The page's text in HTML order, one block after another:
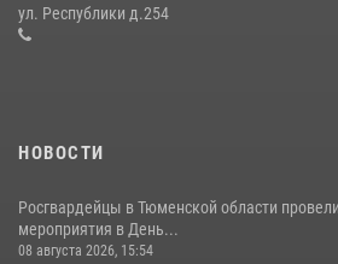
десантирования на Урале
16 июля 2026, 10:42
ул. Республики д.254
НОВОСТИ
Росгвардейцы в Тюменской области
мероприятия в День...
08 августа 2026, 15:54